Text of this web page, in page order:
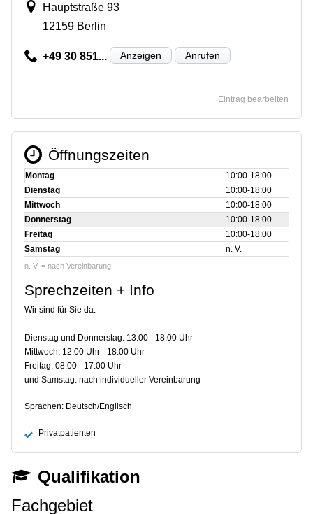
Hauptstraße 93
12159 Berlin
+49 30 851... Anzeigen Anrufen
Eintrag bearbeiten
Öffnungszeiten
Montag
10:00‑18:00
Dienstag
10:00‑18:00
Mittwoch
10:00‑18:00
Donnerstag
10:00‑18:00
Freitag
10:00‑18:00
Samstag
n. V.
n. V. = nach Vereinbarung
Sprechzeiten + Info
Wir sind für Sie da:
Dienstag und Donnerstag: 13.00 - 18.00 Uhr
Mittwoch: 12.00 Uhr - 18.00 Uhr
Freitag: 08.00 - 17.00 Uhr
und Samstag: nach individueller Vereinbarung
Sprachen: Deutsch/Englisch
Privatpatienten
Qualifikation
Fachgebiet